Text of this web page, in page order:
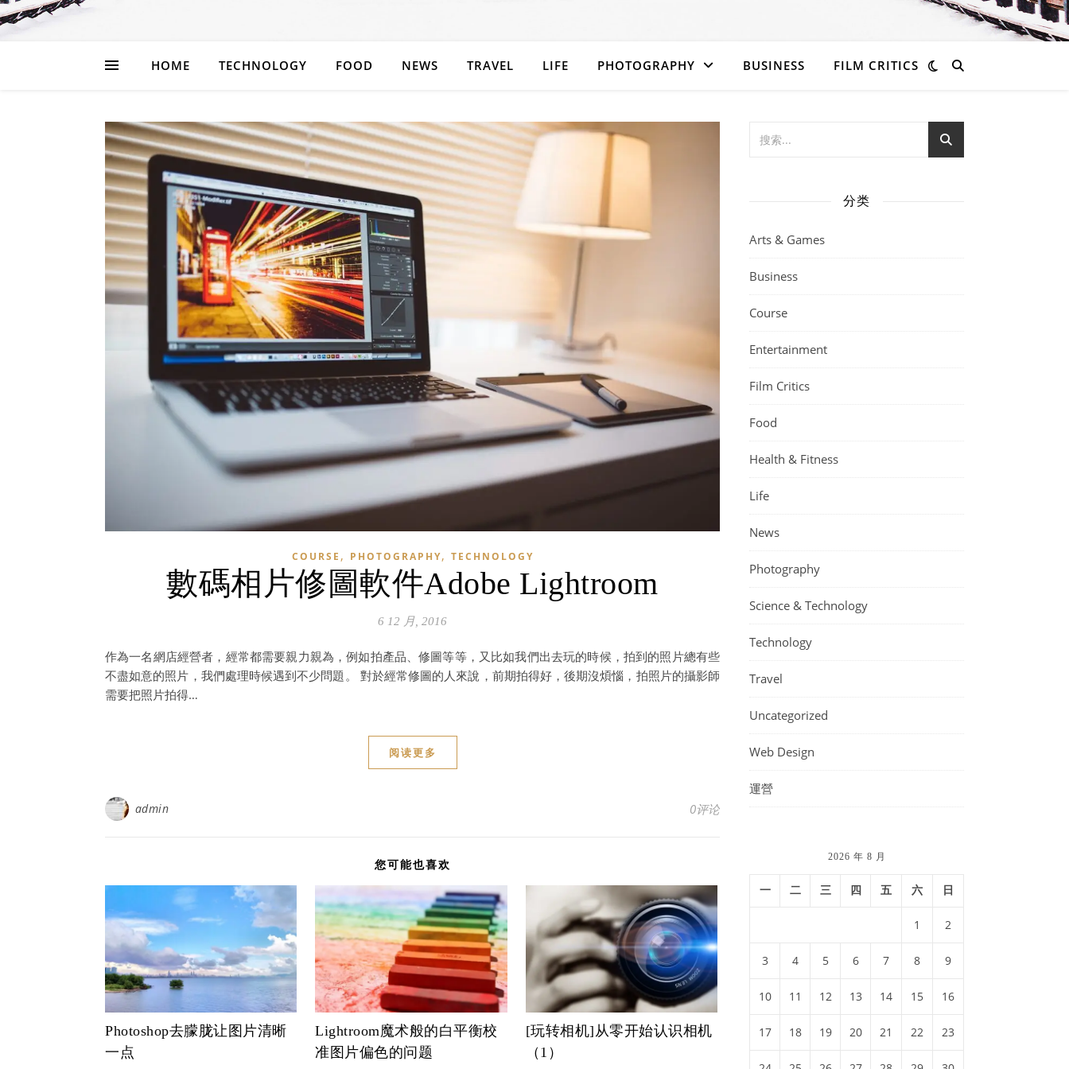
HOME TECHNOLOGY FOOD NEWS TRAVEL LIFE PHOTOGRAPHY BUSINESS FILM CRITICS
COURSE , PHOTOGRAPHY, TECHNOLOGY
數碼相片修圖軟件Adobe Lightroom
6 12 月, 2016
作為一名網店經營者，經常都需要親力親為，例如拍產品、修圖等等，又比如我們出去玩的時候，拍到的照片總有些
不盡如意的照片，我們處理時候遇到不少問題。 對於經常修圖的人來說，前期拍得好，後期沒煩惱，拍照片的攝影師
需要把照片拍得…
阅读更多
admin 0评论
您可能也喜欢
Photoshop去朦胧让图片清晰
一点
Lightroom魔术般的白平衡校
准图片偏色的问题
[玩转相机]从零开始认识相机
（1）
分类
Arts & Games
Business
Course
Entertainment
Film Critics
Food
Health & Fitness
Life
News
Photography
Science & Technology
Technology
Travel
Uncategorized
Web Design
運營
2026 年 8 月
一 二 三 四 五 六 日
1 2
3 4 5 6 7 8 9
10 11 12 13 14 15 16
17 18 19 20 21 22 23